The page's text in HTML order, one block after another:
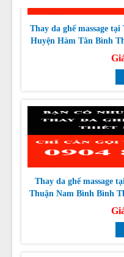
Huyện Hàm Tân Bình
Thay da ghế massage